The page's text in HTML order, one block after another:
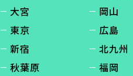
大宮
東京
新宿
秋葉原
岡山
広島
北九州
福岡